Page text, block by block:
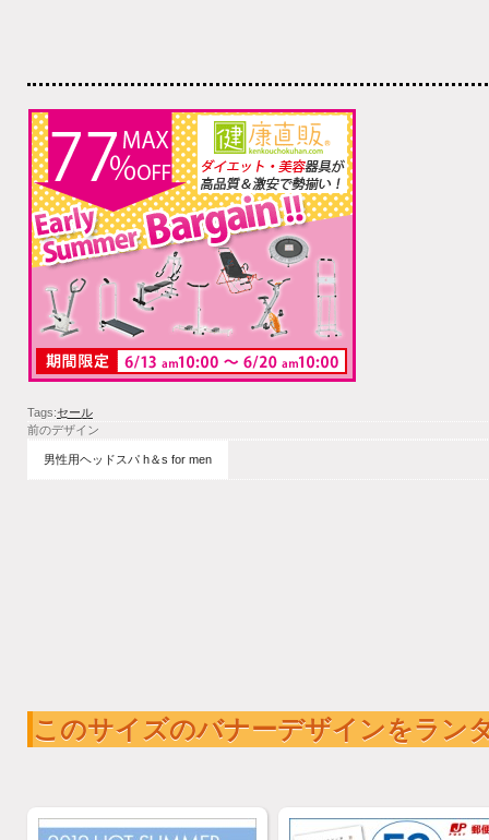
Tags:セール
前のデザイン
男性用ヘッドスパ h＆s for men
このサイズのバナーデザインをラン